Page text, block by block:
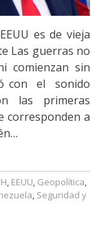
es de vieja
Las guerras no
comienzan sin
con el sonido
las primeras
corresponden a
, EEUU, Geopolítica,
, Seguridad y